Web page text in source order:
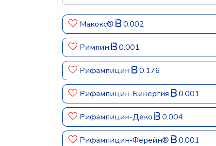
Макокс® 0.002
Римпин 0.001
Рифампицин 0.176
Рифампицин-Бинергия 0.001
Рифампицин-Деко 0.004
Рифампицин-Ферейн® 0.001